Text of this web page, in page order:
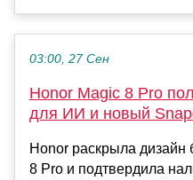
03:00, 27 Сен
Honor Magic 8 Pro
для ИИ и новый
Honor раскрыла
8 Pro и подтвердила